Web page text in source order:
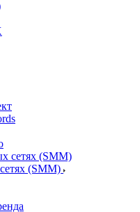
(SMM)